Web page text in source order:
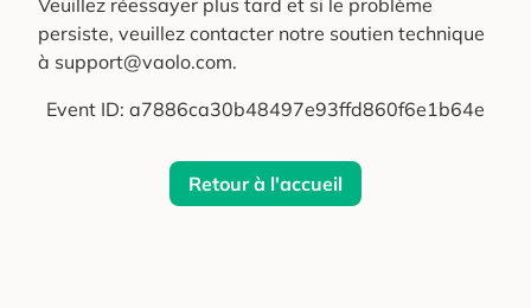
Veuillez réessayer plus tard et si le problème
persiste, veuillez contacter notre soutien technique
à support@vaolo.com.
Event ID: a7886ca30b48497e93ffd860f6e1b64e
Retour à l'accueil